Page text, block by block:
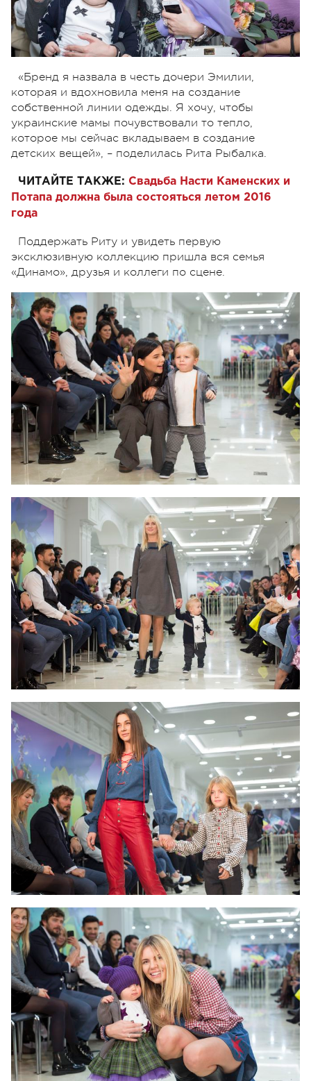
«Бренд я назвала в честь дочери Эмилии,
которая и вдохновила меня на создание
собственной линии одежды. Я хочу, чтобы
украинские мамы почувствовали то тепло,
которое мы сейчас вкладываем в создание
детских вещей», – поделилась Рита Рыбалка.
ЧИТАЙТЕ ТАКЖЕ: Свадьба Насти Каменских и
Потапа должна была состояться летом 2016
года
Поддержать Риту и увидеть первую
эксклюзивную коллекцию пришла вся семья
«Динамо», друзья и коллеги по сцене.